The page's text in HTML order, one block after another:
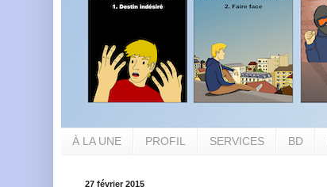
À LA UNE PROFIL SERVICES BD
27 février 2015